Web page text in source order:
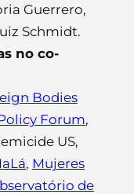
Guerrero,
Schmidt.
no co-
Bodies
Forum,
US,
, Mujeres
de